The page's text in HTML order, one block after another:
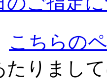
こちらの
りまし